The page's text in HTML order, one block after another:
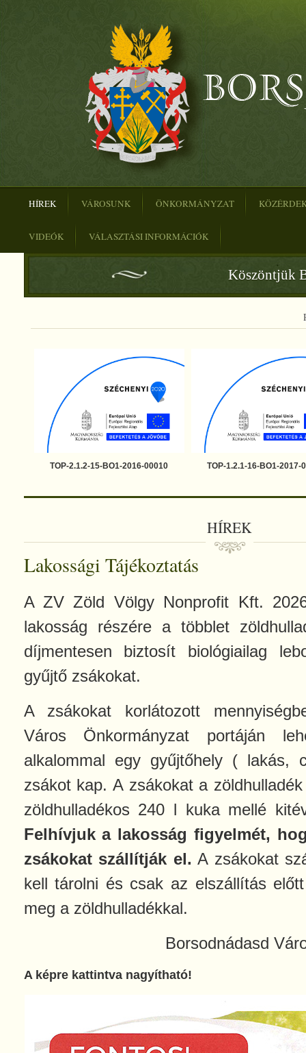
HÍREK VÁROSUNK ÖNKORMÁNYZAT
VIDEÓK VÁLASZTÁSI INFORMÁCIÓK
Köszöntjük
TOP-2.1.2-15-BO1-2016-00010 TOP-1.2.1-16-BO1-2017-
HÍREK
Lakossági Tájékoztatás
A ZV Zöld Völgy Nonprofit Kft.
lakosság részére a többlet
díjmentesen biztosít biológiailag
gyűjtő zsákokat.
A zsákokat korlátozott
Város Önkormányzat portáján
alkalommal egy gyűjtőhely ( lakás,
zsákot kap. A zsákokat a
zöldhulladékos 240 l kuka mellé
Felhívjuk a lakosság figyelmét,
zsákokat szállítják el. A zsákokat
kell tárolni és csak az elszállítás
meg a zöldhulladékkal.
Borsodnádasd
A képre kattintva nagyítható!